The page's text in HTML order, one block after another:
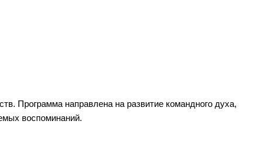
Программа направлена на развитие командного духа,
воспоминаний.